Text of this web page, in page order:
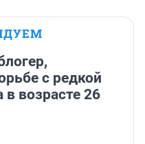
с редкой
возрасте 26